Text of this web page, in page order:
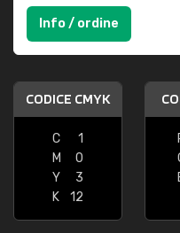
Info / ordine
CODICE CMYK
C
1
M
0
Y
3
K
12